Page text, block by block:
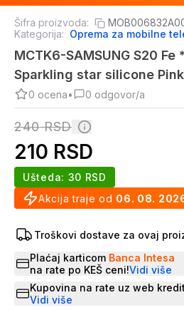
Šifra proizvoda:
Kategorija: Oprema za mobilne
MCTK6-SAMSUNG S20 Fe
Sparkling star silicone
0 ocena• 0 odgovor/a
240RSD
210 RSD
Akcija traje od 06. 08.
Ušteda: 30 RSD
Troškovi dostave za ovaj
Plaćaj karticom Banca Intesa
na rate po KEŠ ceni!Vidi više
Kupovina na rate uz web
Vidi više